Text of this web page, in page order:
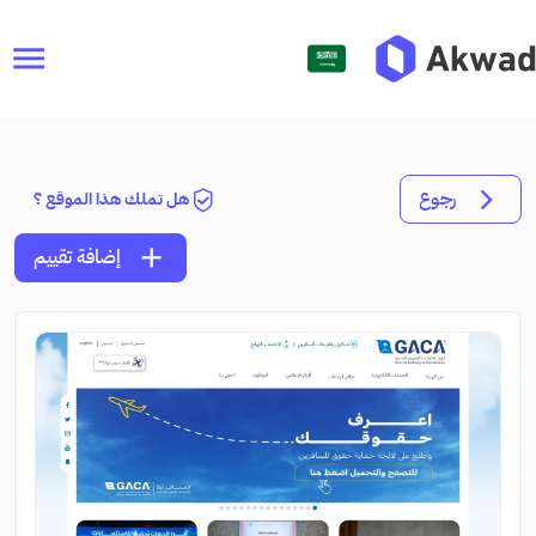
menu
رجوع هل تملك هذا الموقع ؟
add إضافة تقييم